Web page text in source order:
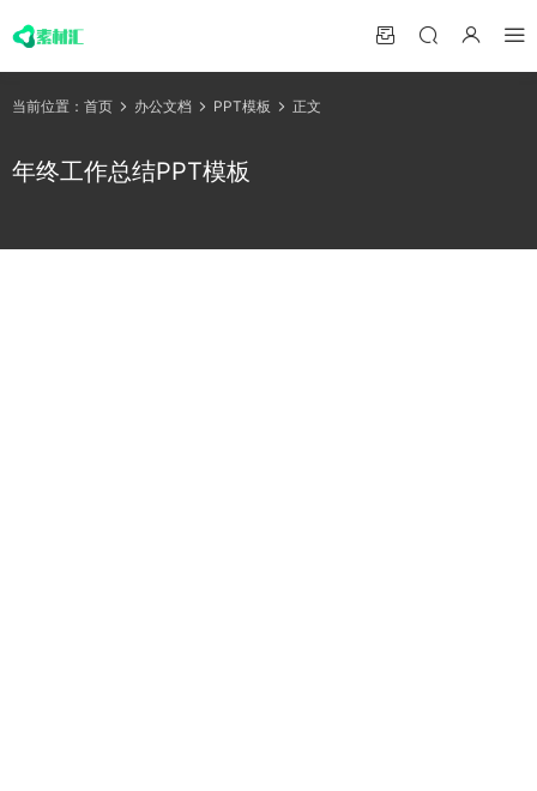
当前位置： 首页 办公文档 PPT模板 正文
年终工作总结PPT模板